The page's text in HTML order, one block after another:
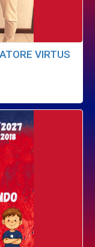
VIRTUS